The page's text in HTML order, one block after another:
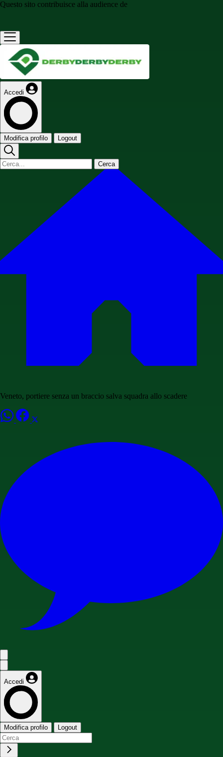
Questo sito contribuisce alla audience de
Accedi
Modifica profilo Logout
Cerca
Veneto, portiere senza un braccio salva squadra allo scadere
Accedi
Modifica profilo Logout